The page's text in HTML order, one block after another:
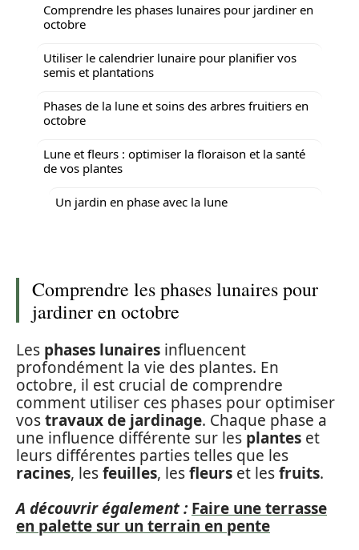
Comprendre les phases lunaires pour jardiner en
octobre
Utiliser le calendrier lunaire pour planifier vos
semis et plantations
Phases de la lune et soins des arbres fruitiers en
octobre
Lune et fleurs : optimiser la floraison et la santé
de vos plantes
Un jardin en phase avec la lune
Comprendre les phases lunaires pour
jardiner en octobre
Les phases lunaires influencent
profondément la vie des plantes. En
octobre, il est crucial de comprendre
comment utiliser ces phases pour optimiser
vostravaux de jardinage. Chaque phase a
une influence différente sur les plantes et
leurs différentes parties telles que les
racines, lesfeuilles, lesfleurs et lesfruits.
A découvrir également : Faire une terrasse
en palette sur un terrain en pente